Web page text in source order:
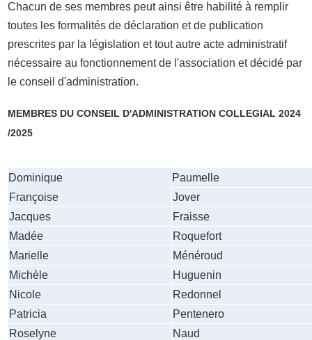
Chacun de ses membres peut ainsi être habilité à remplir
toutes les formalités de déclaration et de publication
prescrites par la législation et tout autre acte administratif
nécessaire au fonctionnement de l'association et décidé par
le conseil d'administration.
MEMBRES DU CONSEIL D'ADMINISTRATION COLLEGIAL 2024
/2025
Dominique
Paumelle
Françoise
Jover
Jacques
Fraisse
Madée
Roquefort
Marielle
Ménéroud
Michèle
Huguenin
Nicole
Redonnel
Patricia
Pentenero
Roselyne
Naud